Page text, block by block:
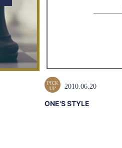
2010.06.20
ONE'S STYLE